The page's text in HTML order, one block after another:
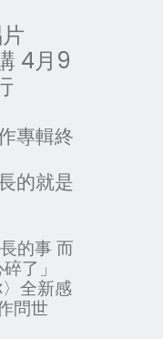
4月9
專輯終
的就是
的事 而
了」
全新感
問世